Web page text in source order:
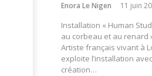
Enora Le Nigen 11 juin
Installation « Human
au corbeau et au renard
Artiste français vivant à
exploite l’installation
création…